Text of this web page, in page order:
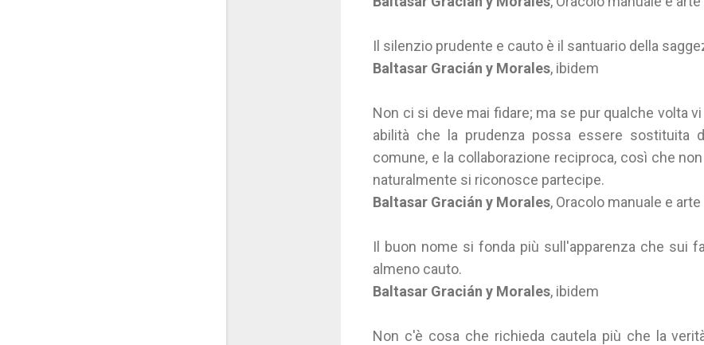
Il silenzio prudente e cauto è il santuario della
Baltasar Gracián y Morales, ibidem
Non ci si deve mai fidare; ma se pur qualche volta
abilità che la prudenza possa essere sostituita
comune, e la collaborazione reciproca, così che
naturalmente si riconosce partecipe.
Baltasar Gracián y Morales, Oracolo manuale e
Il buon nome si fonda più sull'apparenza che sui
almeno cauto.
Baltasar Gracián y Morales, ibidem
Non c'è cosa che richieda cautela più che la